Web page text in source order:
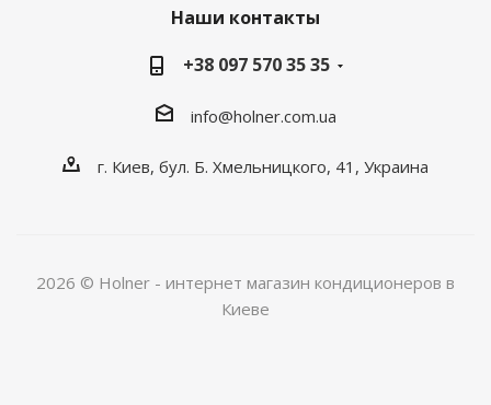
Наши контакты
+38 097 570 35 35
info@holner.com.ua
г. Киев, бул. Б. Хмельницкого, 41, Украина
2026 © Holner - интернет магазин кондиционеров в
Киеве